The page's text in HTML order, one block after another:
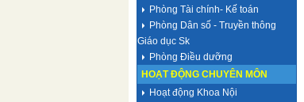
Phòng Tài chính- Kế toán
Phòng Dân số - Truyền thông
Giáo dục Sk
Phòng Điều dưỡng
HOẠT ĐỘNG CHUYÊN MÔN
Hoạt động Khoa Nội